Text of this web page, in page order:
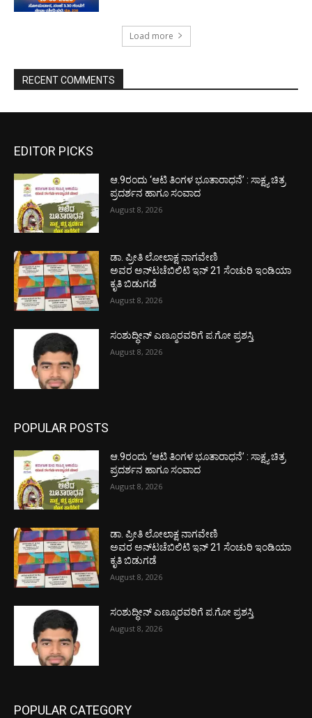
Load more
RECENT COMMENTS
EDITOR PICKS
ಆ.9ರಂದು ‘ಆಟಿ ತಿಂಗಳ ಭೂತಾರಾಧನೆ’ : ಸಾಕ್ಷ್ಯ ಚಿತ್ರ
ಪ್ರದರ್ಶನ ಹಾಗೂ ಸಂವಾದ
August 8, 2026
ಡಾ. ಪ್ರೀತಿ ಲೋಲಾಕ್ಷ ನಾಗವೇಣಿ
ಅವರ ಅನ್‌ಟಚೆಬಿಲಿಟಿ ಇನ್ 21 ಸೆಂಚುರಿ ಇಂಡಿಯಾ
ಕೃತಿ ಬಿಡುಗಡೆ
August 8, 2026
ಸಂಶುದ್ಧೀನ್ ಎಣ್ಮೂರವರಿಗೆ ಪ.ಗೋ ಪ್ರಶಸ್ತಿ
August 8, 2026
POPULAR POSTS
ಆ.9ರಂದು ‘ಆಟಿ ತಿಂಗಳ ಭೂತಾರಾಧನೆ’ : ಸಾಕ್ಷ್ಯ ಚಿತ್ರ
ಪ್ರದರ್ಶನ ಹಾಗೂ ಸಂವಾದ
August 8, 2026
ಡಾ. ಪ್ರೀತಿ ಲೋಲಾಕ್ಷ ನಾಗವೇಣಿ
ಅವರ ಅನ್‌ಟಚೆಬಿಲಿಟಿ ಇನ್ 21 ಸೆಂಚುರಿ ಇಂಡಿಯಾ
ಕೃತಿ ಬಿಡುಗಡೆ
August 8, 2026
ಸಂಶುದ್ಧೀನ್ ಎಣ್ಮೂರವರಿಗೆ ಪ.ಗೋ ಪ್ರಶಸ್ತಿ
August 8, 2026
POPULAR CATEGORY